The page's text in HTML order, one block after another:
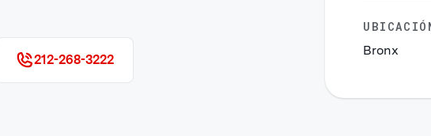
212-268-3222
Bronx